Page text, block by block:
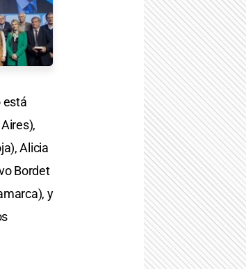
está
Alicia
Bordet
y